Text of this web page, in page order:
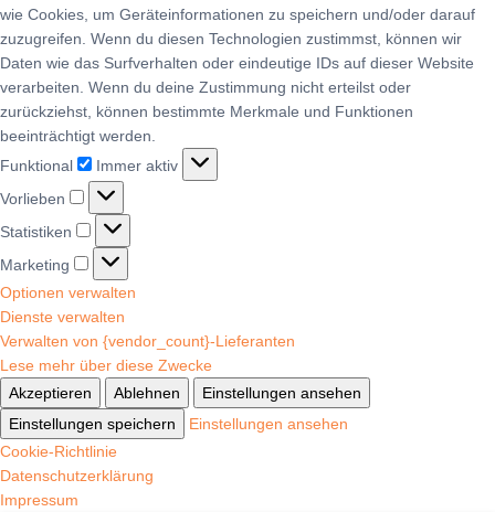
wie Cookies, um Geräteinformationen zu speichern und/oder darauf
zuzugreifen. Wenn du diesen Technologien zustimmst, können wir
Daten wie das Surfverhalten oder eindeutige IDs auf dieser Website
verarbeiten. Wenn du deine Zustimmung nicht erteilst oder
zurückziehst, können bestimmte Merkmale und Funktionen
beeinträchtigt werden.
Funktional
Immer aktiv
Vorlieben
Statistiken
Marketing
Optionen verwalten
Dienste verwalten
Verwalten von {vendor_count}-Lieferanten
Lese mehr über diese Zwecke
Akzeptieren
Ablehnen
Einstellungen ansehen
Einstellungen speichern
Einstellungen ansehen
Cookie-Richtlinie
Datenschutzerklärung
Impressum